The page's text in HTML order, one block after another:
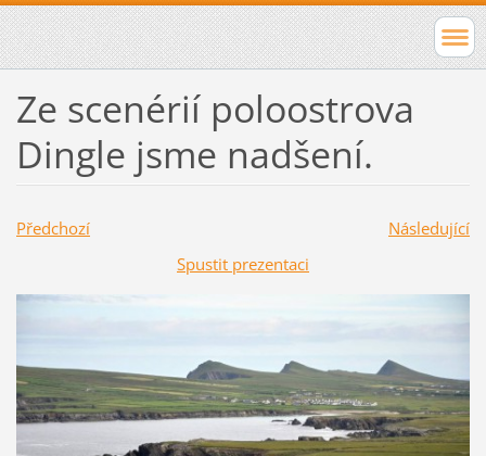
Ze scenérií poloostrova
Dingle jsme nadšení.
Předchozí
Následující
Spustit prezentaci